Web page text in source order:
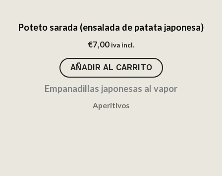
Poteto sarada (ensalada de patata japonesa)
€7,00 iva incl.
AÑADIR AL CARRITO
Empanadillas japonesas al vapor
Aperitivos